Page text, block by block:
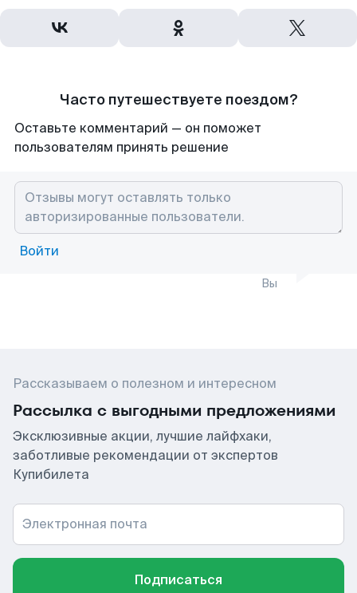
Часто путешествуете поездом?
Оставьте комментарий — он поможет
пользователям принять решение
Войти
Вы
Рассказываем о полезном и интересном
Рассылка с выгодными предложениями
Эксклюзивные акции, лучшие лайфхаки,
заботливые рекомендации от экспертов
Купибилета
Электронная почта
Подписаться